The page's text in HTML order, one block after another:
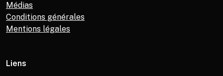
Médias
Conditions générales
Mentions légales
Liens